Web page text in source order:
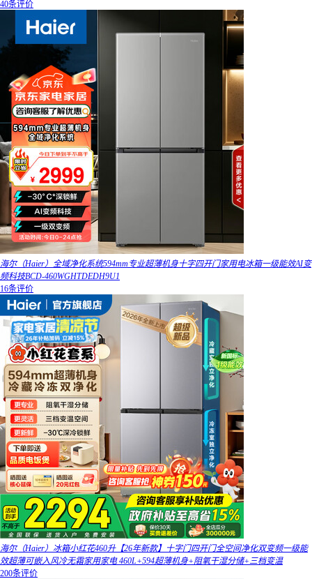
40条评价
海尔（Haier）全域净化系统594mm专业超薄机身十字四开门家用电冰箱一级能效AI变
频科技BCD-460WGHTDEDH9U1
16条评价
海尔（Haier）冰箱小红花460升【26年新款】十字门四开门全空间净化双变频一级能
效超薄可嵌入风冷无霜家用家电 460L+594超薄机身+阻氧干湿分储+三档变温
200条评价